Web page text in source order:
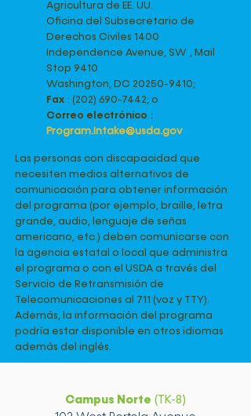
Agricultura de EE. UU.
Oficina del Subsecretario de
Derechos Civiles 1400
Independence Avenue, SW , Mail
Stop 9410
Washington, DC 20250-9410;
Fax : (202) 690-7442; o
Correo electrónico :
Program.Intake@usda.gov
Las personas con discapacidad que
necesiten medios alternativos de
comunicación para obtener información
del programa (por ejemplo, braille, letra
grande, audio, lenguaje de señas
americano, etc.) deben comunicarse con
la agencia estatal o local que administra
el programa o con el USDA a través del
Servicio de Retransmisión de
Telecomunicaciones al 711 (voz y TTY).
Además, la información del programa
podría estar disponible en otros idiomas
además del inglés.
Campus Norte (TK-8)